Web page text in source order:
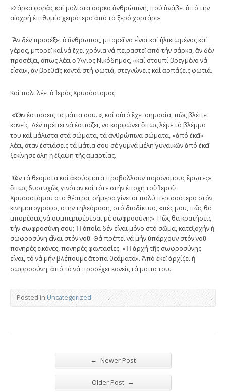
«Σάρκα φορᾶς καί μάλιστα σάρκα ἀνθρώπινη, πού ἀνάβει ἀπό τήν
αἰσχρή ἐπιθυμία χειρότερα ἀπό τό ξερό χορτάρι».
Ἄν δέν προσέξει ὁ ἄνθρωπος, μπορεῖ νά εἶναι καί ἡλικιωμένος καί
γέρος, μπορεῖ καί νά ἔχει χρόνια νά πειραστεῖ ἀπό τήν σάρκα, ἄν δέν
προσέξει, ὅπως λέει ὁ Ἅγιος Νικόδημος, «καί στουπί βρεγμένο νά
εἶσαι», ἄν βρεθεῖς κοντά στή φωτιά, στεγνώνεις καί ἁρπάζεις φωτιά.
Καί πάλι λέει ὁ Ἱερός Χρυσόστομος:
«Ὅταν ἑστιάσεις τά μάτια σου..», καί αὐτό ἔχει σημασία, πῶς βλέπει
κανείς. Δέν πρέπει νά ἑστιάζει, νά καρφώνει ὅπως λέμε τό βλέμμα
του καί μάλιστα στά σώματα, τά ἀνθρώπινα σώματα, «ἀπό ἐκεῖ»
λέει, ὅταν ἑστιάσεις τά μάτια σου σέ γυμνά μέλη γυναικῶν ἀπό ἐκεῖ
ξεκίνησε ὅλη ἡ ἔξαψη τῆς ἁμαρτίας.
Ὅταν τά θεάματα καί ἀκούσματα προβάλλουν παράνομους ἔρωτες»,
ὅπως δυστυχῶς γινόταν καί τότε στήν ἐποχή τοῦ Ἱεροῦ
Χρυσοστόμου στά θέατρα, σήμερα γίνεται πολύ περισσότερο στόν
κινηματογράφο, στήν τηλεόραση, στό διαδίκτυο, «πές μου, πῶς θά
μπορέσεις νά συμπεριφέρεσαι μέ σωφροσύνη;». Πῶς θά κρατήσεις
τήν σωφροσύνη σου; Ἡ ὁποία δέν εἶναι μόνο στό σῶμα, κατεξοχήν ἡ
σωφροσύνη εἶναι στόν νοῦ. Θά πρέπει νά μήν ὑπάρχουν στόν νοῦ
πονηρές εἰκόνες, πονηρές φαντασίες. «Ἡ ἀρχή τῆς σωφροσύνης
εἶναι, τό νά μήν βλέπουμε ἄτοπα θεάματα». Ἀπό ἐκεῖ ἀρχίζει ἡ
σωφροσύνη, ἀπό τό νά προσέχει κανείς τά μάτια του.
Posted in Uncategorized
← Newer Post
Older Post →